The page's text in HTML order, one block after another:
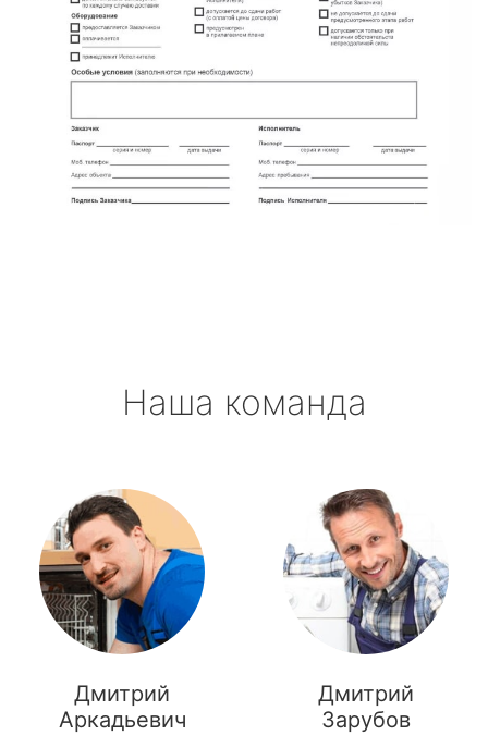
Наша команда
Дмитрий
Аркадьевич
Дмитрий
Зарубов